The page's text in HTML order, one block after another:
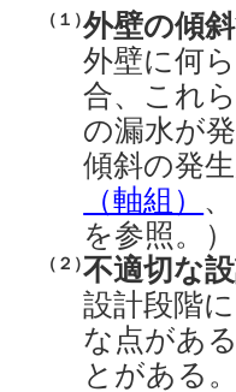
（１）外壁の傾
外壁に何
合、これ
の漏水が
傾斜の発
（軸組）
を参照。）
（２）不適切な
設計段階
な点があ
とがある